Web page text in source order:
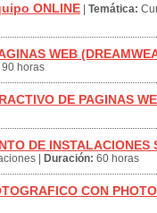
ONLINE Temática:
WEB
90 horas
DE PAGINAS
DE INSTALACIONES
Duración: 60 horas
CON